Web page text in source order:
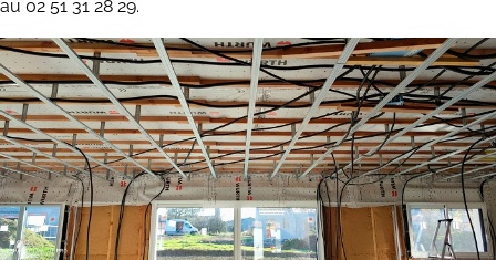
au 02 51 31 28 29.